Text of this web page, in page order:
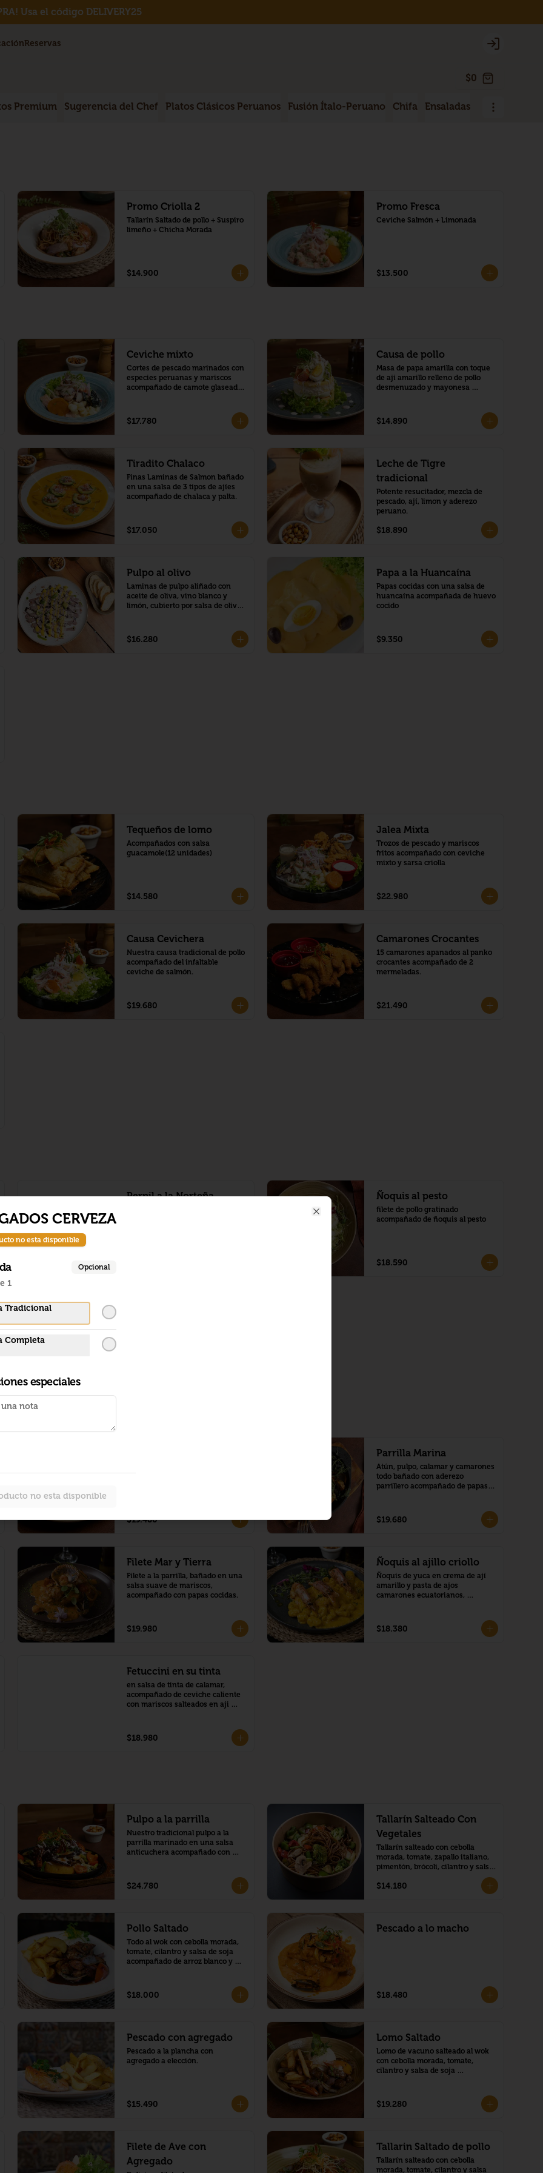
Usa el código DELIVERY25
Reservas Login
$0
Premium Sugerencia del Chef Platos Clásicos Peruanos Fusión Ítalo-Peruano Chifa Ensaladas Sopas
Promo Criolla 2
Tallarín Saltado de pollo + Suspiro
limeño + Chicha Morada
$14.900
Promo Fresca
Ceviche Salmón + Limonada
$13.500
Ceviche mixto
Cortes de pescado marinados con
especies peruanas y mariscos
acompañado de camote glaseado
$17.780
Causa de pollo
Masa de papa amarilla con toque
de aji amarillo relleno de pollo
desmenuzado y mayonesa
$14.890
Tiradito Chalaco
Finas Laminas de Salmon bañado
en una salsa de 3 tipos de ajíes
acompañado de chalaca y palta.
$17.050
Leche de Tigre
tradicional
Potente resucitador, mezcla de
pescado, ají, limon y aderezo
peruano.
$18.890
Pulpo al olivo
Laminas de pulpo aliñado con
aceite de oliva, vino blanco y
limón, cubierto por salsa de olivo
de aceite de cilantro
$16.280
Papa a la Huancaína
Papas cocidas con una salsa de
huancaína acompañada de huevo
cocido
$9.350
Tequeños de lomo
Acompañados con salsa
guacamole(12 unidades)
$14.580
Jalea Mixta
Trozos de pescado y mariscos
fritos acompañado con ceviche
mixto y sarsa criolla
$22.980
Causa Cevichera
Nuestra causa tradicional de pollo
acompañado del infaltable
ceviche de salmón.
$19.680
Camarones Crocantes
15 camarones apanados al panko
crocantes acompañado de 2
mermeladas.
$21.490
Pernil a la Norteña Ñoquis al pesto
filete de pollo gratinado
acompañado de ñoquis al pesto
$18.590
$19.480
Parrilla Marina
Atún, pulpo, calamar y camarones
todo bañado con aderezo
parrillero acompañado de papas
$19.680
Filete Mar y Tierra
Filete a la parrilla, bañado en una
salsa suave de mariscos,
acompañado con papas cocidas.
$19.980
Ñoquis al ajillo criollo
Ñoquis de yuca en crema de ají
amarillo y pasta de ajos
camarones ecuatorianos,
$18.380
Fetuccini en su tinta
en salsa de tinta de calamar,
acompañado de ceviche caliente
con mariscos salteados en aji
$18.980
Pulpo a la parrilla
Nuestro tradicional pulpo a la
parrilla marinado en una salsa
anticuchera acompañado con
$24.780
Tallarín Salteado Con
Vegetales
Tallarín salteado con cebolla
morada, tomate, zapallo italiano,
pimentón, brócoli, cilantro y salsa
$14.180
Pollo Saltado
Todo al wok con cebolla morada,
tomate, cilantro y salsa de soja
acompañado de arroz blanco y
$18.000
Pescado a lo macho
$18.480
Pescado con agregado
Pescado a la plancha con
agregado a elección.
$15.490
Lomo Saltado
Lomo de vacuno salteado al wok
con cebolla morada, tomate,
cilantro y salsa de soja
$19.280
Filete de Ave con
Agregado
Tallarin Saltado de pollo
Tallarín salteado con cebolla
morada, tomate, cilantro y salsa
CERVEZA
no esta disponible
Opcional
1
Tradicional
Completa
especiales
no esta disponible
Close